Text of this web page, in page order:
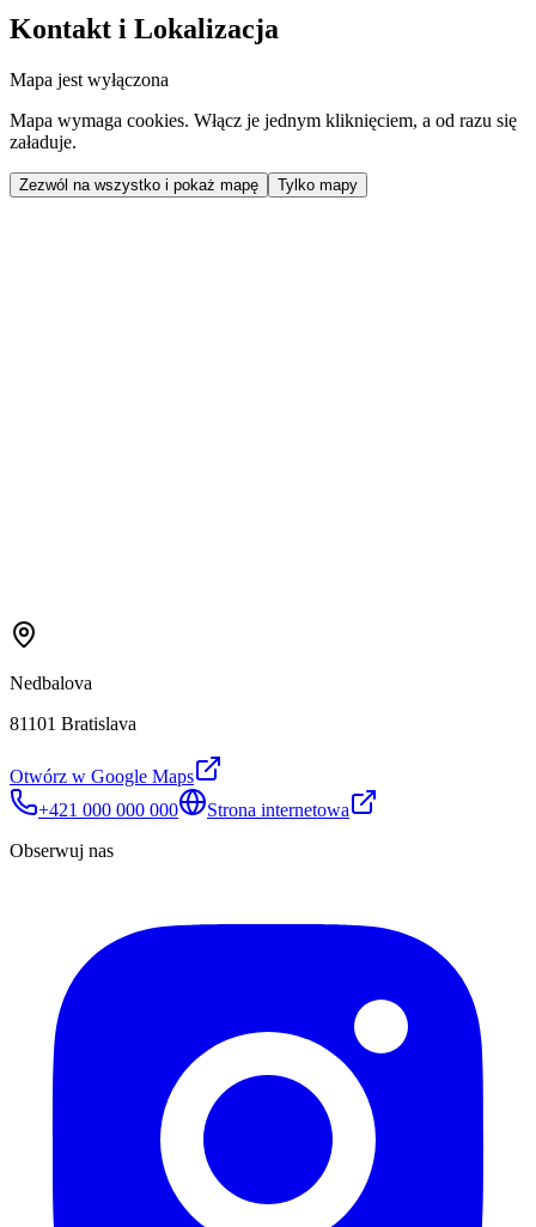
Kontakt i Lokalizacja
Mapa jest wyłączona
Mapa wymaga cookies. Włącz je jednym kliknięciem, a od razu się
załaduje.
Zezwól na wszystko i pokaż mapę Tylko mapy
Nedbalova
81101 Bratislava
Otwórz w Google Maps
+421 000 000 000
Strona internetowa
Obserwuj nas